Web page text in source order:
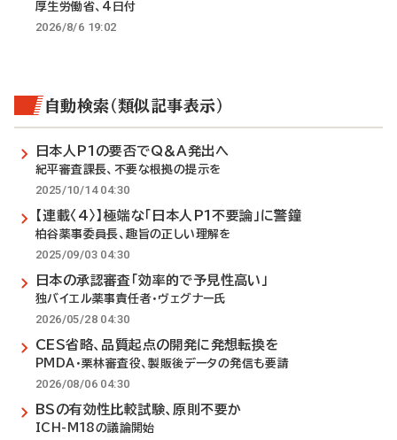
厚生労働省、4日付
2026/8/6 19:02
自動検索（類似記事表示）
日本人P1の要否でQ＆A発出へ
紀平審査課長、不要な根拠の提示を
2025/10/14 04:30
【連載〈4〉】極端な「日本人P1不要論」に警鐘
柏谷薬事委員長、趣旨の正しい理解を
2025/09/03 04:30
日本の承認審査「効率的で予見性高い」
独バイエル薬事責任者・ヴェグナー氏
2026/05/28 04:30
CES省略、品質起点の開発に発想転換を
PMDA・栗林審査役、製販後データの発信も要請
2026/08/06 04:30
BSの有効性比較試験、原則不要か
ICH-M18の議論開始